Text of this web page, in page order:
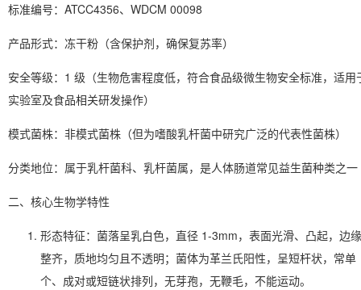
标准编号：ATCC4356、WDCM 00098
产品形式：冻干粉（含保护剂，确保复苏率）
安全等级：1 级（生物危害程度低，符合食品级微生物安全标准，适用
实验室及食品相关研发操作）
模式菌株：非模式菌株（但为嗜酸乳杆菌中研究广泛的代表性菌株）
分类地位：属于乳杆菌科、乳杆菌属，是人体肠道常见益生菌种类之一
二、核心生物学特性
形态特征：菌落呈乳白色，直径 1-3mm，表面光滑、凸起，边缘
整齐，质地均匀且不透明；菌体为革兰氏阳性，呈短杆状，常单
个、成对或短链状排列，无芽孢，无鞭毛，不能运动。